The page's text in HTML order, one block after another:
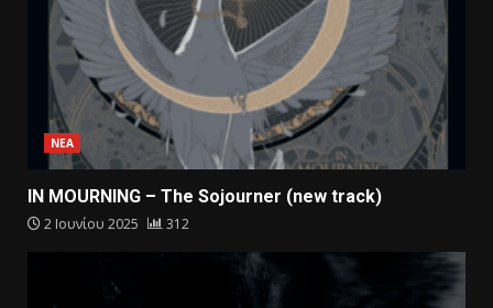
ΝΕΑ
IN MOURNING – The Sojourner (new track)
2 Ιουνίου 2025 312